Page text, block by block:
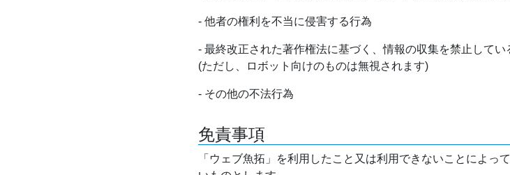
- 他者の権利を不当に侵害する行為
- 最終改正された著作権法に基づく、情報の収集を禁止して
(ただし、ロボット向けのものは無視されます)
- その他の不法行為
免責事項
「ウェブ魚拓」を利用したこと又は利用できないことによっ